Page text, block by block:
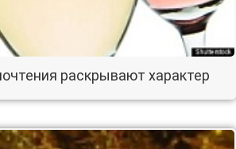
раскрывают характер